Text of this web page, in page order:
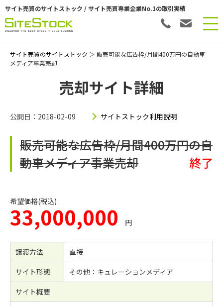
サイト売買のサイトストック / サイト売買専業企業No.1の取引実績
サイト売買のサイトストック ＞ 販売可能な広告枠/月間400万円の自動車
メディア事業売却
売却サイト詳細
公開日：2018-02-09 サイトストック利用説明
販売可能な広告枠/月間400万円の自
動車メディア事業売却
終了
希望価格(税込)
33,000,000 円
譲渡方法
直接
サイト形態
その他：キュレーションメディア
サイト概要